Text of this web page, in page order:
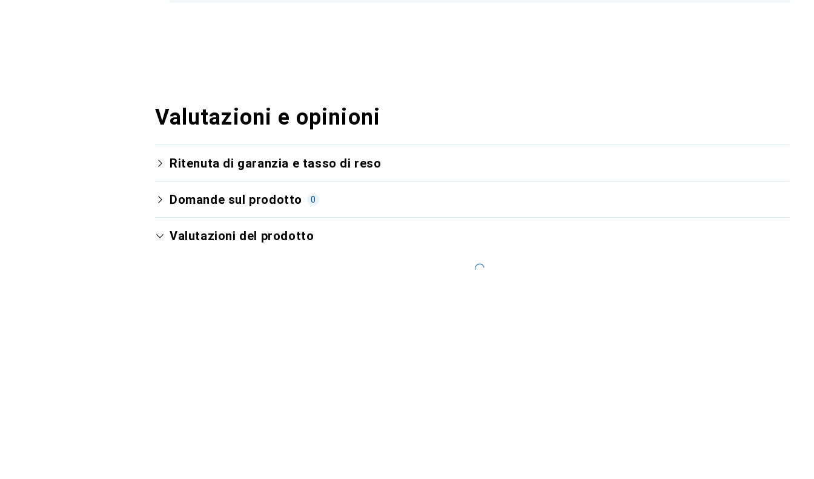
Valutazioni e opinioni
Ritenuta di garanzia e tasso di reso
Domande sul prodotto 0
Valutazioni del prodotto